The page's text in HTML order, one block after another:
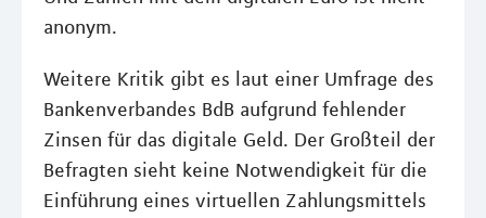
anonym.
Weitere Kritik gibt es laut einer Umfrage des
Bankenverbandes BdB aufgrund fehlender
Zinsen für das digitale Geld. Der Großteil der
Befragten sieht keine Notwendigkeit für die
Einführung eines virtuellen Zahlungsmittels